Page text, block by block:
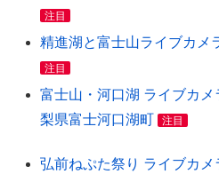
注目
精進湖と富士山ライブカメ
注目
富士山・河口湖 ライブカ
梨県富士河口湖町
注目
弘前ねぷた祭り ライブカ